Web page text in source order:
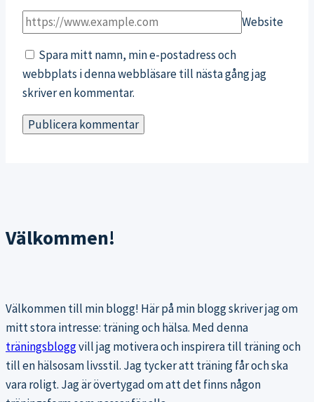
Website
Spara mitt namn, min e-postadress och
webbplats i denna webbläsare till nästa gång jag
skriver en kommentar.
Välkommen!
Välkommen till min blogg! Här på min blogg skriver jag om
mitt stora intresse: träning och hälsa. Med denna
träningsbloggvill jag motivera och inspirera till träning och
till en hälsosam livsstil. Jag tycker att träning får och ska
vara roligt. Jag är övertygad om att det finns någon